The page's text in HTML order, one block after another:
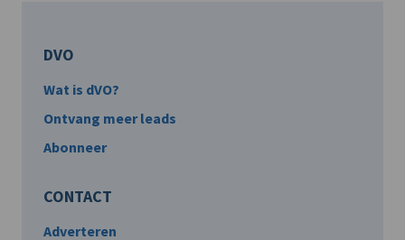
DVO
Wat is dVO?
Ontvang meer leads
Abonneer
CONTACT
Adverteren